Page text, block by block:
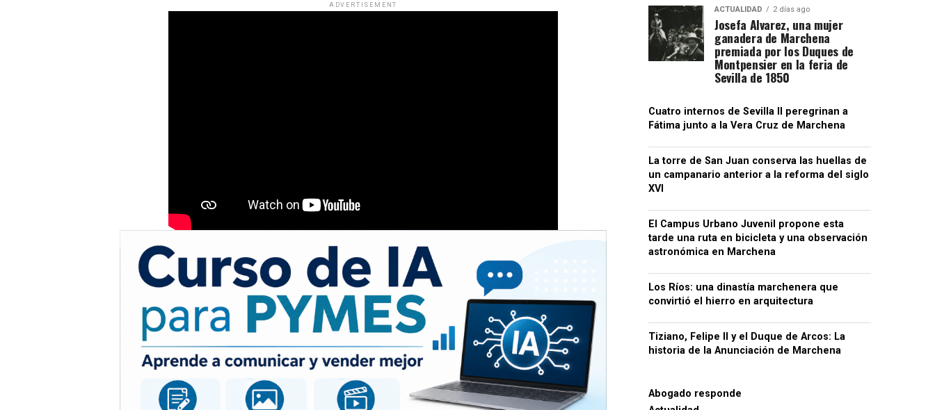
ADVERTISEMENT
ACTUALIDAD 2 días ago
Josefa Alvarez, una mujer
ganadera de Marchena
premiada por los Duques de
Montpensier en la feria de
Sevilla de 1850
Cuatro internos de Sevilla II peregrinan a
Fátima junto a la Vera Cruz de Marchena
La torre de San Juan conserva las huellas de
un campanario anterior a la reforma del siglo
XVI
El Campus Urbano Juvenil propone esta
tarde una ruta en bicicleta y una observación
astronómica en Marchena
Los Ríos: una dinastía marchenera que
convirtió el hierro en arquitectura
Tiziano, Felipe II y el Duque de Arcos: La
historia de la Anunciación de Marchena
Abogado responde